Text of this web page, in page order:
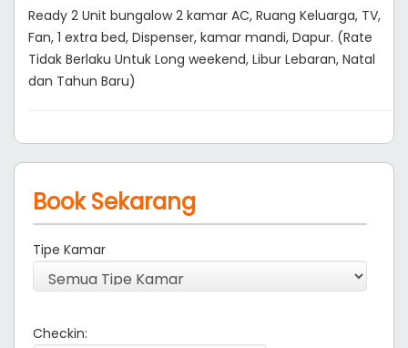
Ready 2 Unit bungalow 2 kamar AC, Ruang Keluarga, TV,
Fan, 1 extra bed, Dispenser, kamar mandi, Dapur. (Rate
Tidak Berlaku Untuk Long weekend, Libur Lebaran, Natal
dan Tahun Baru)
Book Sekarang
Tipe Kamar
Checkin: